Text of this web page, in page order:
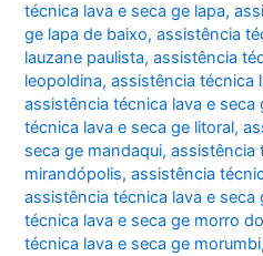
técnica lava e seca ge lapa,
ge lapa de baixo,assistência
lauzane paulista,assistência
leopoldina,assistência técnica
assistência técnica lava e seca
técnica lava e seca ge litoral,
seca ge mandaqui,assistência
mirandópolis,assistência
assistência técnica lava e seca
técnica lava e seca ge morro
técnica lava e seca ge morumbi